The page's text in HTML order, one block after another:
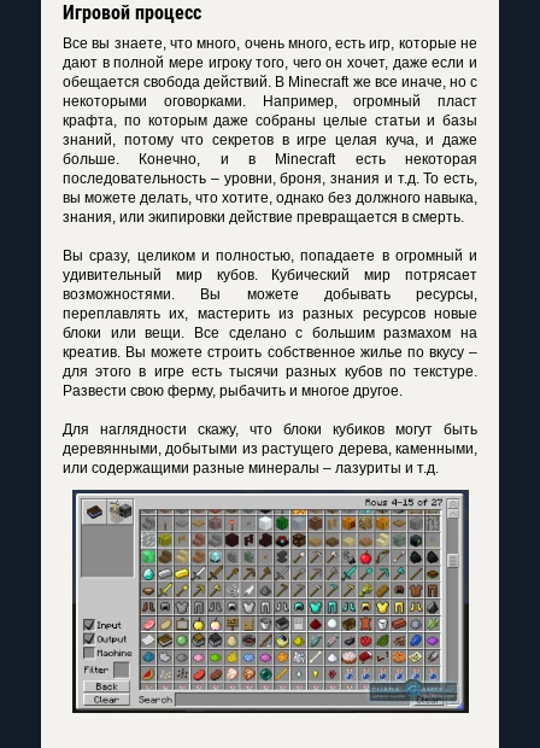
Игровой процесс
Все вы знаете, что много, очень много, есть игр, которые не
дают в полной мере игроку того, чего он хочет, даже если и
обещается свобода действий. В Minecraft же все иначе, но с
некоторыми оговорками. Например, огромный пласт
крафта, по которым даже собраны целые статьи и базы
знаний, потому что секретов в игре целая куча, и даже
больше. Конечно, и в Minecraft есть некоторая
последовательность – уровни, броня, знания и т.д. То есть,
вы можете делать, что хотите, однако без должного навыка,
знания, или экипировки действие превращается в смерть.
Вы сразу, целиком и полностью, попадаете в огромный и
удивительный мир кубов. Кубический мир потрясает
возможностями. Вы можете добывать ресурсы,
переплавлять их, мастерить из разных ресурсов новые
блоки или вещи. Все сделано с большим размахом на
креатив. Вы можете строить собственное жилье по вкусу –
для этого в игре есть тысячи разных кубов по текстуре.
Развести свою ферму, рыбачить и многое другое.
Для наглядности скажу, что блоки кубиков могут быть
деревянными, добытыми из растущего дерева, каменными,
или содержащими разные минералы – лазуриты и т.д.